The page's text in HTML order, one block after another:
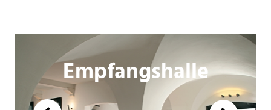
Empfangshalle